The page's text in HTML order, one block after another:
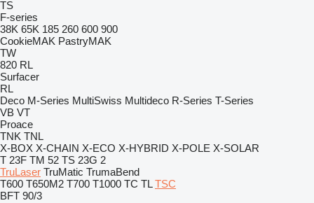
TS
F-series
38K 65K 185 260 600 900
CookieMAK PastryMAK
TW
820 RL
Surfacer
RL
Deco M-Series MultiSwiss Multideco R-Series T-Series
VB VT
Proace
TNK TNL
X-BOX X-CHAIN X-ECO X-HYBRID X-POLE X-SOLAR
T 23F TM 52 TS 23G 2
TruLaser TruMatic TrumaBend
T600 T650M2 T700 T1000 TC TL TSC
BFT 90/3